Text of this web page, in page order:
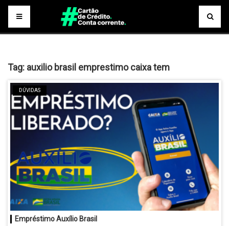
Tag: auxilio brasil emprestimo caixa tem
DÚVIDAS
Empréstimo Auxílio Brasil